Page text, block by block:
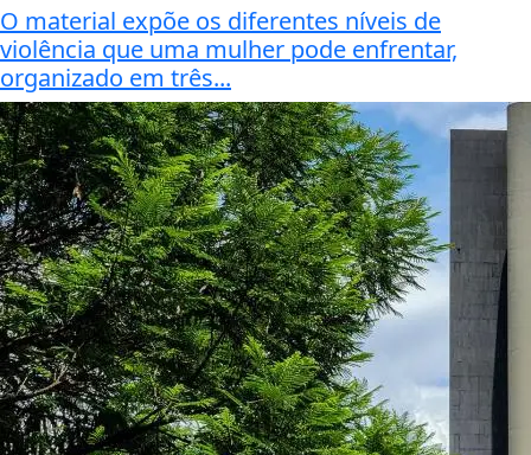
O material expõe os diferentes níveis de
violência que uma mulher pode enfrentar,
organizado em três...